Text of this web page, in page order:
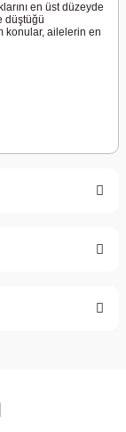
en üst düzeyde
düştüğü
konular, ailelerin en